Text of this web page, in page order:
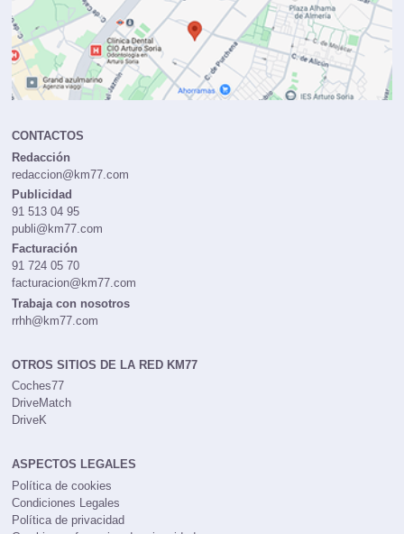
CONTACTOS
Redacción
redaccion@km77.com
Publicidad
91 513 04 95
publi@km77.com
Facturación
91 724 05 70
facturacion@km77.com
Trabaja con nosotros
rrhh@km77.com
OTROS SITIOS DE LA RED KM77
Coches77
DriveMatch
DriveK
ASPECTOS LEGALES
Política de cookies
Condiciones Legales
Política de privacidad